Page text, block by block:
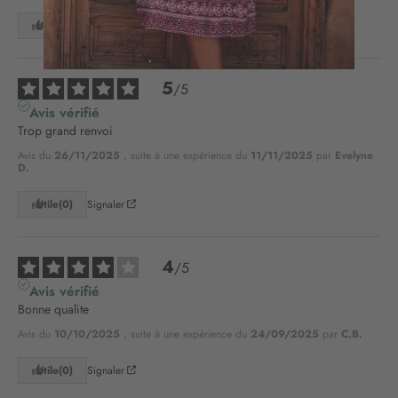
Utile (0) Signaler
5/5
Avis vérifié
Trop grand renvoi
Avis du 26/11/2025 , suite à une expérience du 11/11/2025 par Evelyne
D.
Utile(0) Signaler
4/5
Avis vérifié
Bonne qualite
Avis du 10/10/2025 , suite à une expérience du 24/09/2025 par C.B.
Utile(0) Signaler
n
o
t
r
e
l
t
d
’
i
f
o
r